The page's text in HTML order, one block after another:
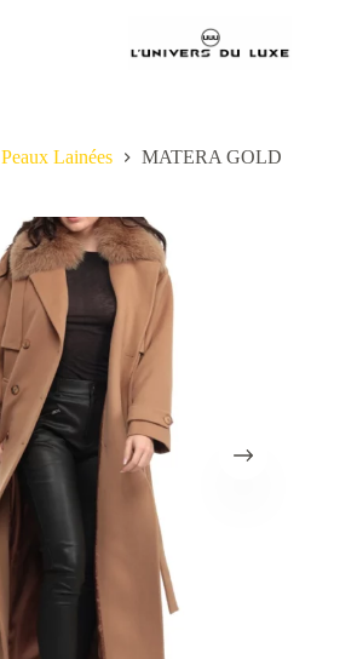
Peaux Lainées MATERA GOLD